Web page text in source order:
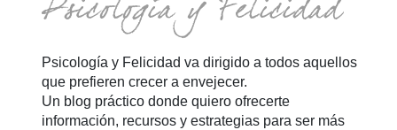
Psicología y Felicidad va dirigido a todos aquellos
que prefieren crecer a envejecer.
Un blog práctico donde quiero ofrecerte
información, recursos y estrategias para ser más